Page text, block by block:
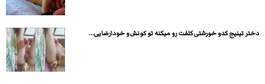
دختر تینیج کدو خورشتی کلفت رو میکنه تو کونش و خودارضایی...